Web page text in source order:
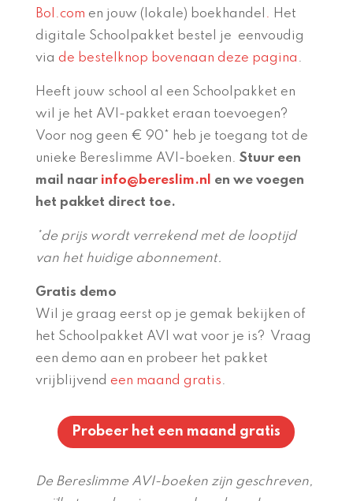
Bol.com en jouw (lokale) boekhandel . Het
digitale Schoolpakket bestel je eenvoudig
via de bestelknop bovenaan deze pagina .
Heeft jouw school al een Schoolpakket en
wil je het AVI-pakket eraan toevoegen?
Voor nog geen € 90* heb je toegang tot de
unieke Bereslimme AVI-boeken. Stuur een
mail naar info@bereslim.nl en we voegen
het pakket direct toe.
*de prijs wordt verrekend met de looptijd
van het huidige abonnement.
Gratis demo
Wil je graag eerst op je gemak bekijken of
het Schoolpakket AVI wat voor je is? Vraag
een demo aan en probeer het pakket
vrijblijvend een maand gratis.
Probeer het een maand gratis
De Bereslimme AVI-boeken zijn geschreven,